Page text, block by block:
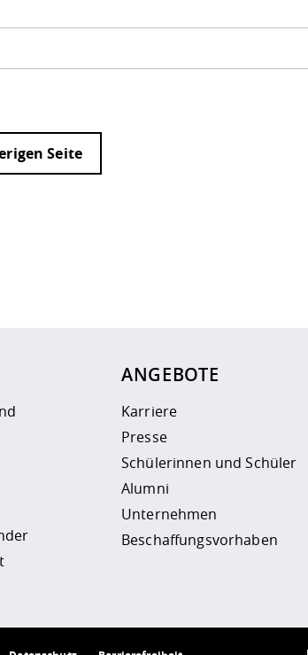
Seite
ANGEBOTE
Karriere
Presse
Schülerinnen und Schüler
Alumni
Unternehmen
Beschaffungsvorhaben